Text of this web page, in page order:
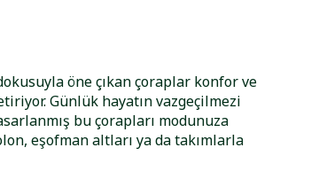
öne çıkan çoraplar konfor ve
Günlük hayatın vazgeçilmezi
bu çorapları modunuza
eşofman altları ya da takımlarla